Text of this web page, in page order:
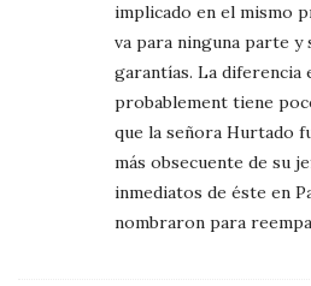
implicado en el mismo
va para ninguna parte y
garantías. La diferencia
probablement tiene
que la señora Hurtado
más obsecuente de su
inmediatos de éste en
nombraron para